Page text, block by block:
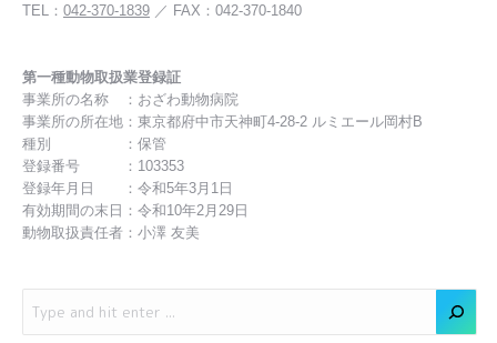
TEL： 042-370-1839 ／ FAX：042-370-1840
第一種動物取扱業登録証
事業所の名称 ：おざわ動物病院
事業所の所在地：東京都府中市天神町4-28-2 ルミエール岡村B
種別 ：保管
登録番号 ：103353
登録年月日 ：令和5年3月1日
有効期間の末日：令和10年2月29日
動物取扱責任者：小澤 友美